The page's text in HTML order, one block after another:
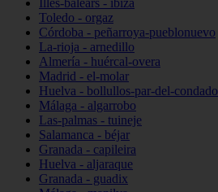
Illes-balears - ibiza
Toledo - orgaz
Córdoba - peñarroya-pueblonuevo
La-rioja - arnedillo
Almería - huércal-overa
Madrid - el-molar
Huelva - bollullos-par-del-condado
Málaga - algarrobo
Las-palmas - tuineje
Salamanca - béjar
Granada - capileira
Huelva - aljaraque
Granada - guadix